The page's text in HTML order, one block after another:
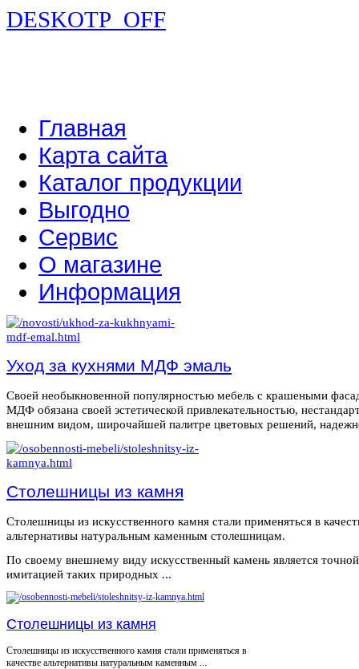
DESKOTP_OFF
Главная
Карта сайта
Каталог продукции
Выгодно
Сервис
О магазине
Информация
Уход за кухнями МДФ эмаль
Своей необыкновенной популярностью мебель с крашеными
МДФ обязана своей эстетической привлекательностью,
внешним видом, широчайшей палитре цветовых решений,
Столешницы из камня
Столешницы из искусственного камня стали применяться в
альтернативы натуральным каменным столешницам.
По своему внешнему виду искусственный камень является точной
имитацией таких природных ...
Столешницы из камня
Столешницы из искусственного камня стали применяться в
качестве альтернативы натуральным каменным ...